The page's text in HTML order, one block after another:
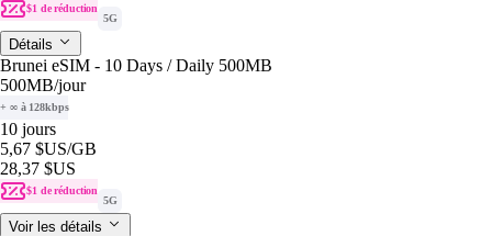
$1 de réduction
5G
Détails
Brunei eSIM - 10 Days / Daily 500MB
500MB/jour
+ ∞ à 128kbps
10 jours
5,67 $US/GB
28,37 $US
$1 de réduction
5G
Voir les détails